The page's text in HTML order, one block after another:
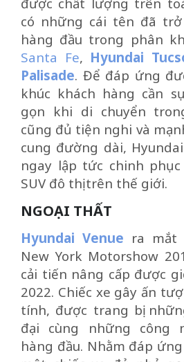
có những cái tên đã
hàng đầu trong phân
Santa Fe, Hyundai
Palisade. Để đáp ứng
khúc khách hàng cần
gọn khi di chuyển
cũng đủ tiện nghi và
cung đường dài,
ngay lập tức chinh
SUV đô thị trên thế giới.
NGOẠI THẤT
Hyundai Venue ra mắt
New York Motorshow
cải tiến nâng cấp được
2022. Chiếc xe gây ấn
tính, được trang bị
đại cùng những công
hàng đầu. Nhằm đáp